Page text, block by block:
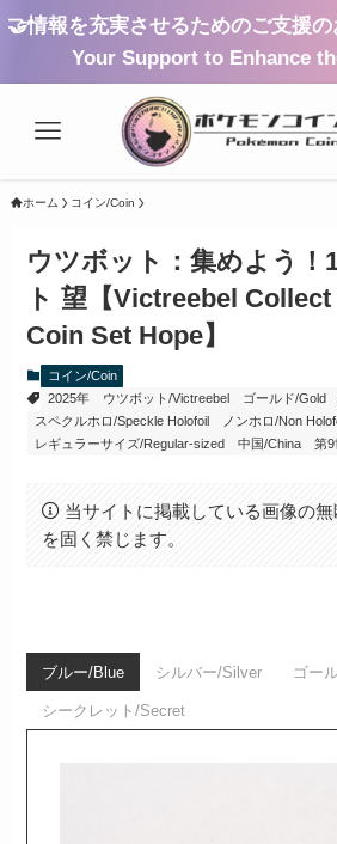
🤝情報を充実させるためのご支援
Your Support to Enhance
ホーム コイン/Coin
ウツボット：集めよう！
ト 望【Victreebel
Coin Set Hope】
コイン/Coin
2025年
ウツボット/Victreebel ゴールド/Gold
スペクルホロ/Speckle Holofoil
ノンホロ/Non
レギュラーサイズ/Regular-sized
中国/China 第9
当サイトに掲載している画像の
を固く禁じます。
ブルー/Blue シルバー/Silver ゴー
シークレット/Secret